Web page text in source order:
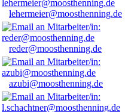
lehermeier@moosthenning.de
reder@moosthenning.de
azubi@moosthenning.de